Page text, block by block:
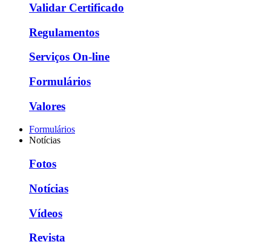
Validar Certificado
Regulamentos
Serviços On-line
Formulários
Valores
Formulários
Notícias
Fotos
Notícias
Vídeos
Revista